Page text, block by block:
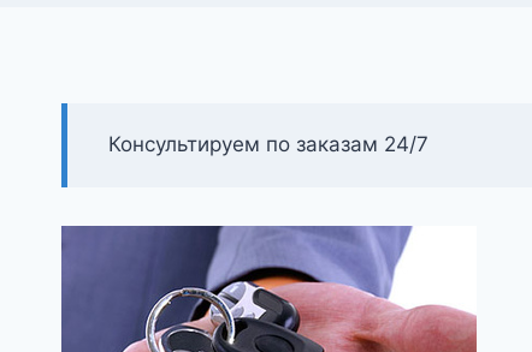
Консультируем по заказам 24/7